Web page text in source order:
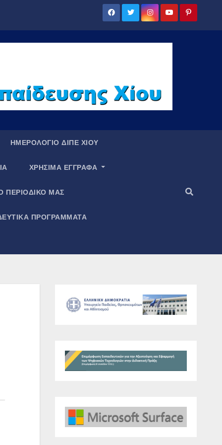
ΗΜΕΡΟΛΟΓΙΟ ΔΙΠΕ ΧΙΟΥ
ΧΡΗΣΙΜΑ ΕΓΓΡΑΦΑ
ΠΕΡΙΟΔΙΚΟ ΜΑΣ
ΠΡΟΓΡΑΜΜΑΤΑ